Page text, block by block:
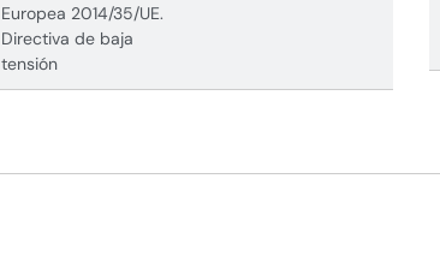
Europea 2014/35/UE.
Directiva de baja
tensión